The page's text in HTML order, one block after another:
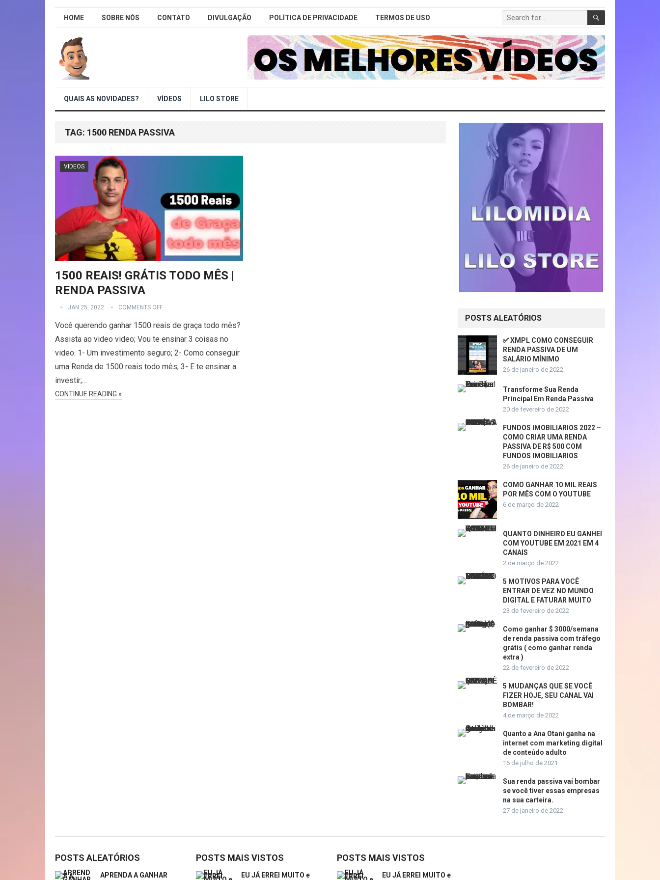
HOME SOBRE NÓS CONTATO DIVULGAÇÃO POLÍTICA DE PRIVACIDADE TERMOS DE USO
QUAIS AS NOVIDADES? VÍDEOS LILO STORE
TAG: 1500 RENDA PASSIVA
VIDEOS
1500 REAIS! GRÁTIS TODO MÊS |
RENDA PASSIVA
JAN 25, 2022 COMMENTS OFF
Você querendo ganhar 1500 reais de graça todo mês?
Assista ao video video; Vou te ensinar 3 coisas no
video. 1- Um investimento seguro; 2- Como conseguir
uma Renda de 1500 reais todo mês; 3- E te ensinar a
investir;…
CONTINUE READING »
POSTS ALEATÓRIOS
✅ XMPL COMO CONSEGUIR
RENDA PASSIVA DE UM
SALÁRIO MÍNIMO
26 de janeiro de 2022
Transforme Sua Renda
Principal Em Renda Passiva
20 de fevereiro de 2022
FUNDOS IMOBILIARIOS 2022 –
COMO CRIAR UMA RENDA
PASSIVA DE R$ 500 COM
FUNDOS IMOBILIARIOS
26 de janeiro de 2022
COMO GANHAR 10 MIL REAIS
POR MÊS COM O YOUTUBE
6 de março de 2022
QUANTO DINHEIRO EU GANHEI
COM YOUTUBE EM 2021 EM 4
CANAIS
2 de março de 2022
5 MOTIVOS PARA VOCÊ
ENTRAR DE VEZ NO MUNDO
DIGITAL E FATURAR MUITO
23 de fevereiro de 2022
Como ganhar $ 3000/semana
de renda passiva com tráfego
grátis ( como ganhar renda
extra )
22 de fevereiro de 2022
5 MUDANÇAS QUE SE VOCÊ
FIZER HOJE, SEU CANAL VAI
BOMBAR!
4 de março de 2022
Quanto a Ana Otani ganha na
internet com marketing digital
de conteúdo adulto
16 de julho de 2021
Sua renda passiva vai bombar
se você tiver essas empresas
na sua carteira.
27 de janeiro de 2022
POSTS ALEATÓRIOS
APRENDA A GANHAR
POSTS MAIS VISTOS
EU JÁ ERREI MUITO e
POSTS MAIS VISTOS
EU JÁ ERREI MUITO e